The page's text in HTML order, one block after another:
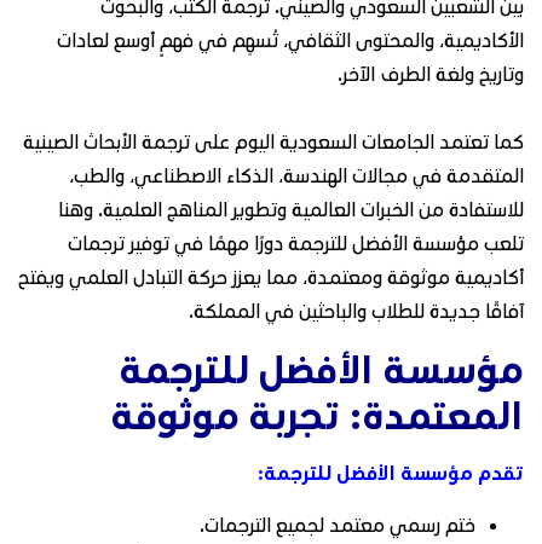
بين الشعبين السعودي والصيني. ترجمة الكتب، والبحوث
الأكاديمية، والمحتوى الثقافي، تُسهِم في فهمٍ أوسع لعادات
وتاريخ ولغة الطرف الآخر.
كما تعتمد الجامعات السعودية اليوم على ترجمة الأبحاث الصينية
المتقدمة في مجالات الهندسة، الذكاء الاصطناعي، والطب،
للاستفادة من الخبرات العالمية وتطوير المناهج العلمية. وهنا
تلعب مؤسسة الأفضل للترجمة دورًا مهمًا في توفير ترجمات
أكاديمية موثوقة ومعتمدة، مما يعزز حركة التبادل العلمي ويفتح
آفاقًا جديدة للطلاب والباحثين في المملكة.
مؤسسة الأفضل للترجمة
المعتمدة: تجربة موثوقة
تقدم مؤسسة الأفضل للترجمة:
ختم رسمي معتمد لجميع الترجمات.